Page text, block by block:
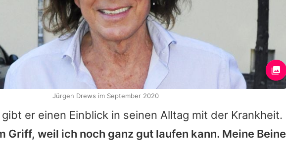
gibt er einen Einblick in seinen Alltag mit der Krankheit.
Griff, weil ich noch ganz gut laufen kann. Meine Beine
Jürgen Drews im September 2020